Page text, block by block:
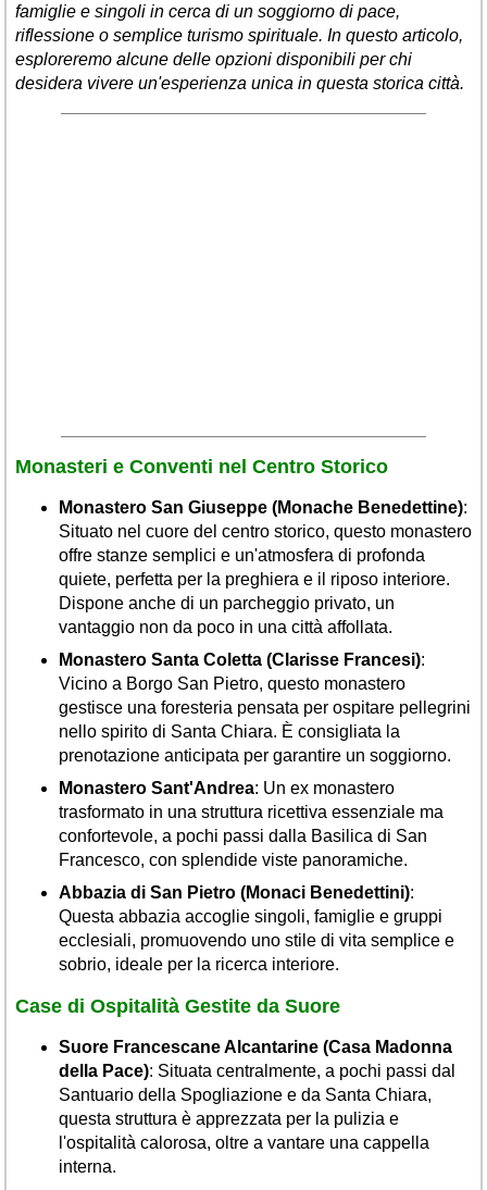
famiglie e singoli in cerca di un soggiorno di pace,
riflessione o semplice turismo spirituale. In questo articolo,
esploreremo alcune delle opzioni disponibili per chi
desidera vivere un'esperienza unica in questa storica città.
Monasteri e Conventi nel Centro Storico
Monastero San Giuseppe (Monache Benedettine):
Situato nel cuore del centro storico, questo monastero
offre stanze semplici e un'atmosfera di profonda
quiete, perfetta per la preghiera e il riposo interiore.
Dispone anche di un parcheggio privato, un
vantaggio non da poco in una città affollata.
Monastero Santa Coletta (Clarisse Francesi):
Vicino a Borgo San Pietro, questo monastero
gestisce una foresteria pensata per ospitare pellegrini
nello spirito di Santa Chiara. È consigliata la
prenotazione anticipata per garantire un soggiorno.
Monastero Sant'Andrea: Un ex monastero
trasformato in una struttura ricettiva essenziale ma
confortevole, a pochi passi dalla Basilica di San
Francesco, con splendide viste panoramiche.
Abbazia di San Pietro (Monaci Benedettini):
Questa abbazia accoglie singoli, famiglie e gruppi
ecclesiali, promuovendo uno stile di vita semplice e
sobrio, ideale per la ricerca interiore.
Case di Ospitalità Gestite da Suore
Suore Francescane Alcantarine (Casa Madonna
della Pace): Situata centralmente, a pochi passi dal
Santuario della Spogliazione e da Santa Chiara,
questa struttura è apprezzata per la pulizia e
l'ospitalità calorosa, oltre a vantare una cappella
interna.